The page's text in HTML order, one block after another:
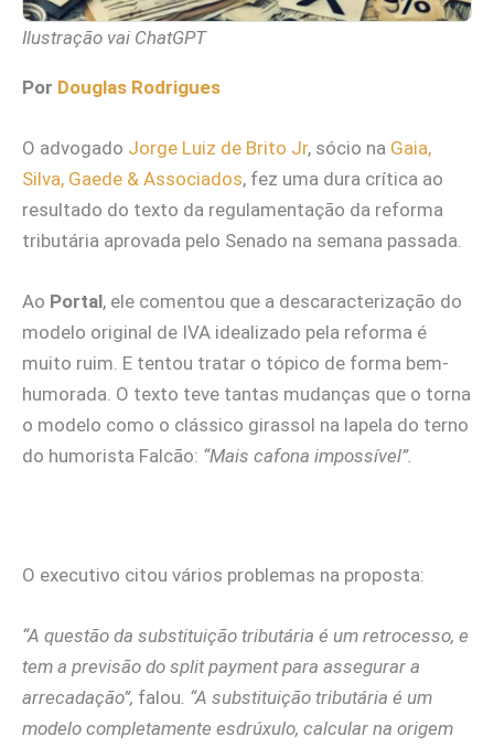
Ilustração vai ChatGPT
Por Douglas Rodrigues
O advogado Jorge Luiz de Brito Jr, sócio na Gaia,
Silva, Gaede & Associados, fez uma dura crítica ao
resultado do texto da regulamentação da reforma
tributária aprovada pelo Senado na semana passada.
Ao Portal, ele comentou que a descaracterização do
modelo original de IVA idealizado pela reforma é
muito ruim. E tentou tratar o tópico de forma bem-
humorada. O texto teve tantas mudanças que o torna
o modelo como o clássico girassol na lapela do terno
do humorista Falcão: “Mais cafona impossível”.
O executivo citou vários problemas na proposta:
“A questão da substituição tributária é um retrocesso, e
tem a previsão do split payment para assegurar a
arrecadação”, falou. “A substituição tributária é um
modelo completamente esdrúxulo, calcular na origem